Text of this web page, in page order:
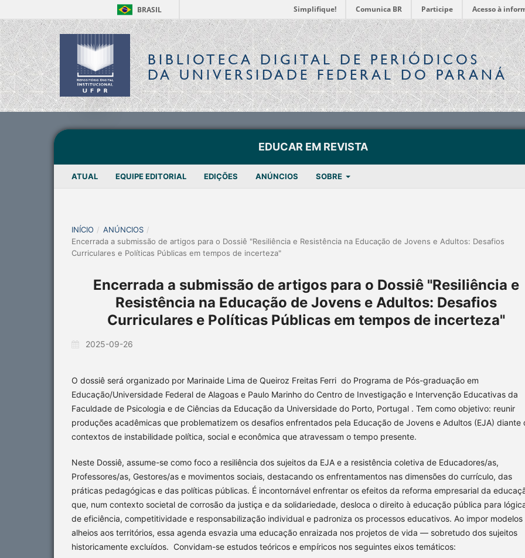
BRASIL Simplifique! Comunica BR Participe Acesso à
BIBLIOTECA DIGITALDE PERIÓDICOS
DA UNIVERSIDADE FEDERAL DO PARANÁ
EDUCAR EM REVISTA
ATUAL EQUIPE EDITORIAL EDIÇÕES ANÚNCIOS SOBRE
INÍCIO / ANÚNCIOS /
Encerrada a submissão de artigos para o Dossiê "Resiliência e Resistência na Educação de Jovens e Adultos: Desafios
Curriculares e Políticas Públicas em tempos de incerteza"
Encerrada a submissão de artigos para o Dossiê "Resiliência e
Resistência na Educação de Jovens e Adultos: Desafios
Curriculares e Políticas Públicas em tempos de incerteza"
2025-09-26
O dossiê será organizado por Marinaide Lima de Queiroz Freitas Ferri do Programa de Pós-graduação em
Educação/Universidade Federal de Alagoas e Paulo Marinho do Centro de Investigação e Intervenção Educativas da
Faculdade de Psicologia e de Ciências da Educação da Universidade do Porto, Portugal . Tem como objetivo: reunir
produções acadêmicas que problematizem os desafios enfrentados pela Educação de Jovens e Adultos (EJA) diante
contextos de instabilidade política, social e econômica que atravessam o tempo presente.
Neste Dossiê, assume-se como foco a resiliência dos sujeitos da EJA e a resistência coletiva de Educadores/as,
Professores/as, Gestores/as e movimentos sociais, destacando os enfrentamentos nas dimensões do currículo, das
práticas pedagógicas e das políticas públicas. É incontornável enfrentar os efeitos da reforma empresarial da
que, num contexto societal de corrosão da justiça e da solidariedade, desloca o direito à educação pública para
de eficiência, competitividade e responsabilização individual e padroniza os processos educativos. Ao impor modelos
alheios aos territórios, essa agenda esvazia uma educação enraizada nos projetos de vida — sobretudo dos sujeitos
historicamente excluídos. Convidam-se estudos teóricos e empíricos nos seguintes eixos temáticos: